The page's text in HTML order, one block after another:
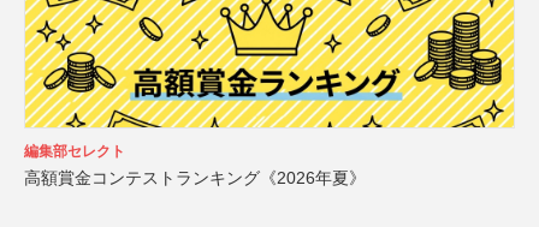
編集部セレクト
高額賞金コンテストランキング《2026年夏》